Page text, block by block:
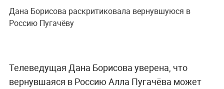
Дана Борисова раскритиковала вернувшуюся в
Россию Пугачёву
Телеведущая Дана Борисова уверена, что
вернувшаяся в Россию Алла Пугачёва может